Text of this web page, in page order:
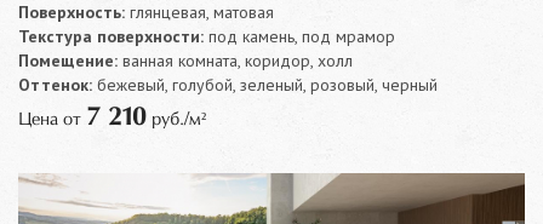
Поверхность: глянцевая, матовая
Текстура поверхности: под камень, под мрамор
Помещение: ванная комната, коридор, холл
Оттенок: бежевый, голубой, зеленый, розовый, черный
Цена от 7 210 руб./м²